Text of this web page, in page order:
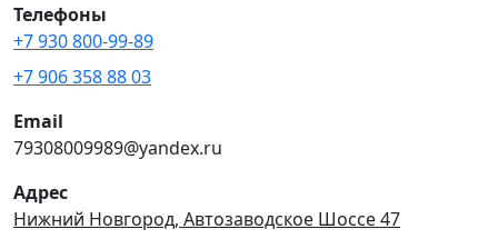
Телефоны
+7 930 800-99-89
+7 906 358 88 03
Email
79308009989@yandex.ru
Адрес
Нижний Новгород, Автозаводское Шоссе 47